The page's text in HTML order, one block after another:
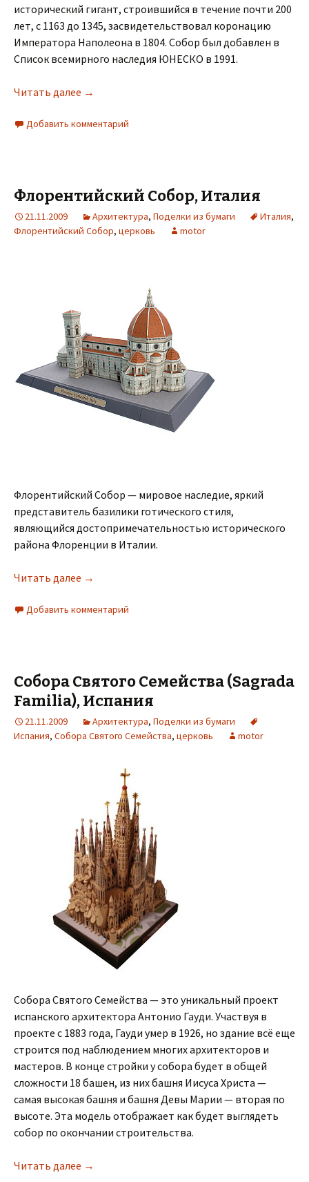
исторический гигант, строившийся в течение почти 200
лет, с 1163 до 1345, засвидетельствовал коронацию
Императора Наполеона в 1804. Собор был добавлен в
Список всемирного наследия ЮНЕСКО в 1991.
Читать далее →
Добавить комментарий
Флорентийский Собор, Италия
21.11.2009 Архитектура, Поделки из бумаги Италия,
Флорентийский Собор, церковь motor
Флорентийский Собор — мировое наследие, яркий
представитель базилики готического стиля,
являющийся достопримечательностью исторического
района Флоренции в Италии.
Читать далее →
Добавить комментарий
Собора Святого Семейства (Sagrada
Familia), Испания
21.11.2009 Архитектура, Поделки из бумаги
Испания, Собора Святого Семейства, церковь motor
Собора Святого Семейства — это уникальный проект
испанского архитектора Антонио Гауди. Участвуя в
проекте с 1883 года, Гауди умер в 1926, но здание всё еще
строится под наблюдением многих архитекторов и
мастеров. В конце стройки у собора будет в общей
сложности 18 башен, из них башня Иисуса Христа —
самая высокая башня и башня Девы Марии — вторая по
высоте. Эта модель отображает как будет выглядеть
собор по окончании строительства.
Читать далее →